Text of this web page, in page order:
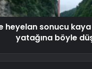
heyelan sonucu
yatağına böyle